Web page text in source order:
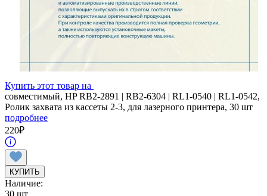
Купить этот товар на
совместимый, HP RB2-2891 | RB2-6304 | RL1-0540 | RL1-0542,
Ролик захвата из кассеты 2-3, для лазерного принтера, 30 шт
подробнее
220₽
КУПИТЬ
Наличие:
30 шт